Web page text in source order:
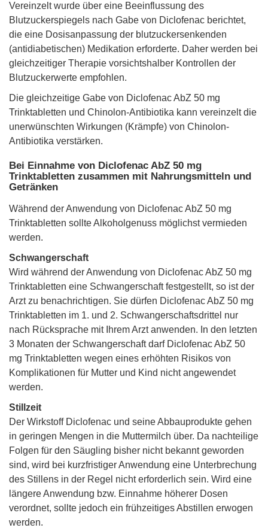
Vereinzelt wurde über eine Beeinflussung des
Blutzuckerspiegels nach Gabe von Diclofenac berichtet,
die eine Dosisanpassung der blutzuckersenkenden
(antidiabetischen) Medikation erforderte. Daher werden bei
gleichzeitiger Therapie vorsichtshalber Kontrollen der
Blutzuckerwerte empfohlen.
Die gleichzeitige Gabe von Diclofenac AbZ 50 mg
Trinktabletten und Chinolon-Antibiotika kann vereinzelt die
unerwünschten Wirkungen (Krämpfe) von Chinolon-
Antibiotika verstärken.
Bei Einnahme von Diclofenac AbZ 50 mg
Trinktabletten zusammen mit Nahrungsmitteln und
Getränken
Während der Anwendung von Diclofenac AbZ 50 mg
Trinktabletten sollte Alkoholgenuss möglichst vermieden
werden.
Schwangerschaft
Wird während der Anwendung von Diclofenac AbZ 50 mg
Trinktabletten eine Schwangerschaft festgestellt, so ist der
Arzt zu benachrichtigen. Sie dürfen Diclofenac AbZ 50 mg
Trinktabletten im 1. und 2. Schwangerschaftsdrittel nur
nach Rücksprache mit Ihrem Arzt anwenden. In den letzten
3 Monaten der Schwangerschaft darf Diclofenac AbZ 50
mg Trinktabletten wegen eines erhöhten Risikos von
Komplikationen für Mutter und Kind nicht angewendet
werden.
Stillzeit
Der Wirkstoff Diclofenac und seine Abbauprodukte gehen
in geringen Mengen in die Muttermilch über. Da nachteilige
Folgen für den Säugling bisher nicht bekannt geworden
sind, wird bei kurzfristiger Anwendung eine Unterbrechung
des Stillens in der Regel nicht erforderlich sein. Wird eine
längere Anwendung bzw. Einnahme höherer Dosen
verordnet, sollte jedoch ein frühzeitiges Abstillen erwogen
werden.